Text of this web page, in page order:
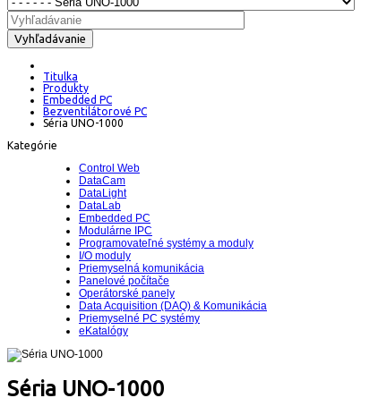
Vyhľadávanie
Titulka
Produkty
Embedded PC
Bezventilátorové PC
Séria UNO-1000
Kategórie
Control Web
DataCam
DataLight
DataLab
Embedded PC
Modulárne IPC
Programovateľné systémy a moduly
I/O moduly
Priemyselná komunikácia
Panelové počítače
Operátorské panely
Data Acquisition (DAQ) & Komunikácia
Priemyselné PC systémy
eKatalógy
Séria UNO-1000